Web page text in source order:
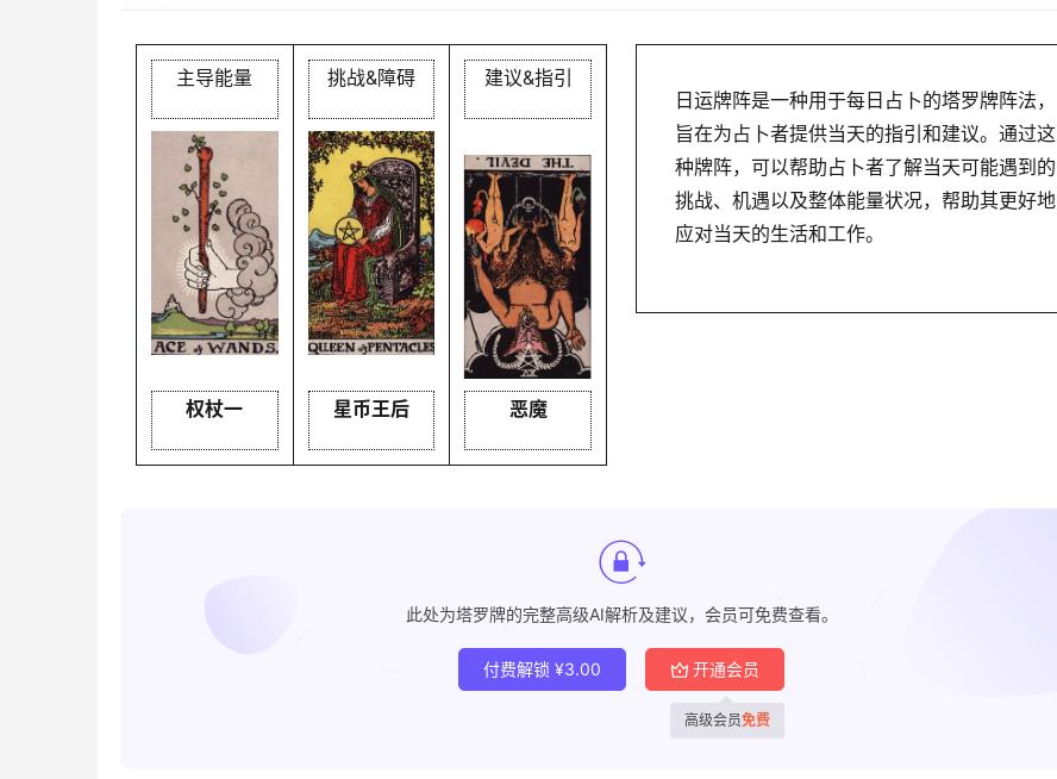
主导能量
权杖一
挑战&障碍
星币王后
建议&指引
恶魔
日运牌阵是一种用于每日占卜的塔罗牌阵法，
旨在为占卜者提供当天的指引和建议。通过这
种牌阵，可以帮助占卜者了解当天可能遇到的
挑战、机遇以及整体能量状况，帮助其更好地
应对当天的生活和工作。
此处为塔罗牌的完整高级AI解析及建议，会员可免费查看。
付费解锁 ¥3.00 开通会员
高级会员免费